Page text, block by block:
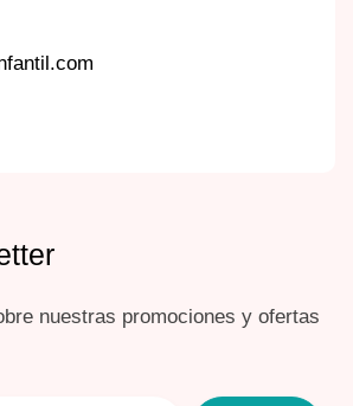
nuestras promociones y ofertas